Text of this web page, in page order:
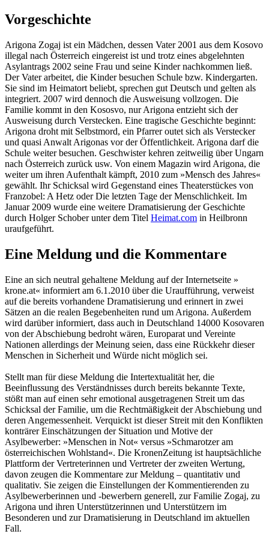
Vorgeschichte
Arigona Zogaj ist ein Mädchen, dessen Vater 2001 aus dem Kosovo
illegal nach Österreich eingereist ist und trotz eines abgelehnten
Asylantrags 2002 seine Frau und seine Kinder nachkommen ließ.
Der Vater arbeitet, die Kinder besuchen Schule bzw. Kindergarten.
Sie sind im Heimatort beliebt, sprechen gut Deutsch und gelten als
integriert. 2007 wird dennoch die Ausweisung vollzogen. Die
Familie kommt in den Kososvo, nur Arigona entzieht sich der
Ausweisung durch Verstecken. Eine tragische Geschichte beginnt:
Arigona droht mit Selbstmord, ein Pfarrer outet sich als Verstecker
und quasi Anwalt Arigonas vor der Öffentlichkeit. Arigona darf die
Schule weiter besuchen. Geschwister kehren zeitweilig über Ungarn
nach Österreich zurück usw. Von einem Magazin wird Arigona, die
weiter um ihren Aufenthalt kämpft, 2010 zum »Mensch des Jahres«
gewählt. Ihr Schicksal wird Gegenstand eines Theaterstückes von
Franzobel: A Hetz oder Die letzten Tage der Menschlichkeit. Im
Januar 2009 wurde eine weitere Dramatisierung der Geschichte
durch Holger Schober unter dem Titel Heimat.com in Heilbronn
uraufgeführt.
Eine Meldung und die Kommentare
Eine an sich neutral gehaltene Meldung auf der Internetseite »
krone.at« informiert am 6.1.2010 über die Uraufführung, verweist
auf die bereits vorhandene Dramatisierung und erinnert in zwei
Sätzen an die realen Begebenheiten rund um Arigona. Außerdem
wird darüber informiert, dass auch in Deutschland 14000 Kosovaren
von der Abschiebung bedroht wären, Europarat und Vereinte
Nationen allerdings der Meinung seien, dass eine Rückkehr dieser
Menschen in Sicherheit und Würde nicht möglich sei.
Stellt man für diese Meldung die Intertextualität her, die
Beeinflussung des Verständnisses durch bereits bekannte Texte,
stößt man auf einen sehr emotional ausgetragenen Streit um das
Schicksal der Familie, um die Rechtmäßigkeit der Abschiebung und
deren Angemessenheit. Verquickt ist dieser Streit mit den Konflikten
konträrer Einschätzungen der Situation und Motive der
Asylbewerber: »Menschen in Not« versus »Schmarotzer am
österreichischen Wohlstand«. Die KronenZeitung ist hauptsächliche
Plattform der Vertreterinnen und Vertreter der zweiten Wertung,
davon zeugen die Kommentare zur Meldung – quantitativ und
qualitativ. Sie zeigen die Einstellungen der Kommentierenden zu
Asylbewerberinnen und -bewerbern generell, zur Familie Zogaj, zu
Arigona und ihren Unterstützerinnen und Unterstützern im
Besonderen und zur Dramatisierung in Deutschland im aktuellen
Fall.